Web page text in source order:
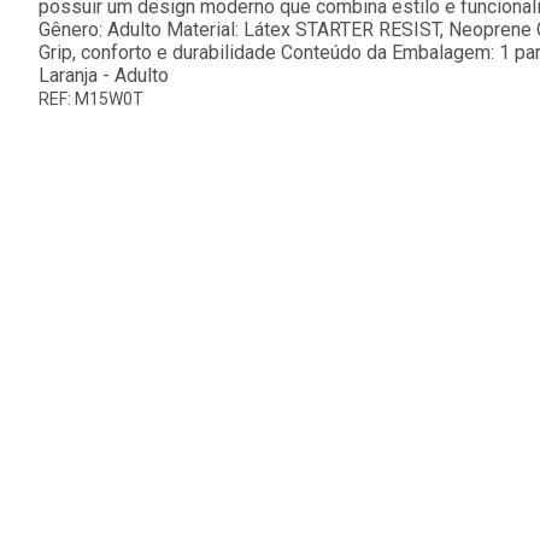
possuir um design moderno que combina estilo e
Gênero: Adulto Material: Látex STARTER RESIST,
Grip, conforto e durabilidade Conteúdo da Embalagem: 1
Laranja - Adulto
REF: M15W0T